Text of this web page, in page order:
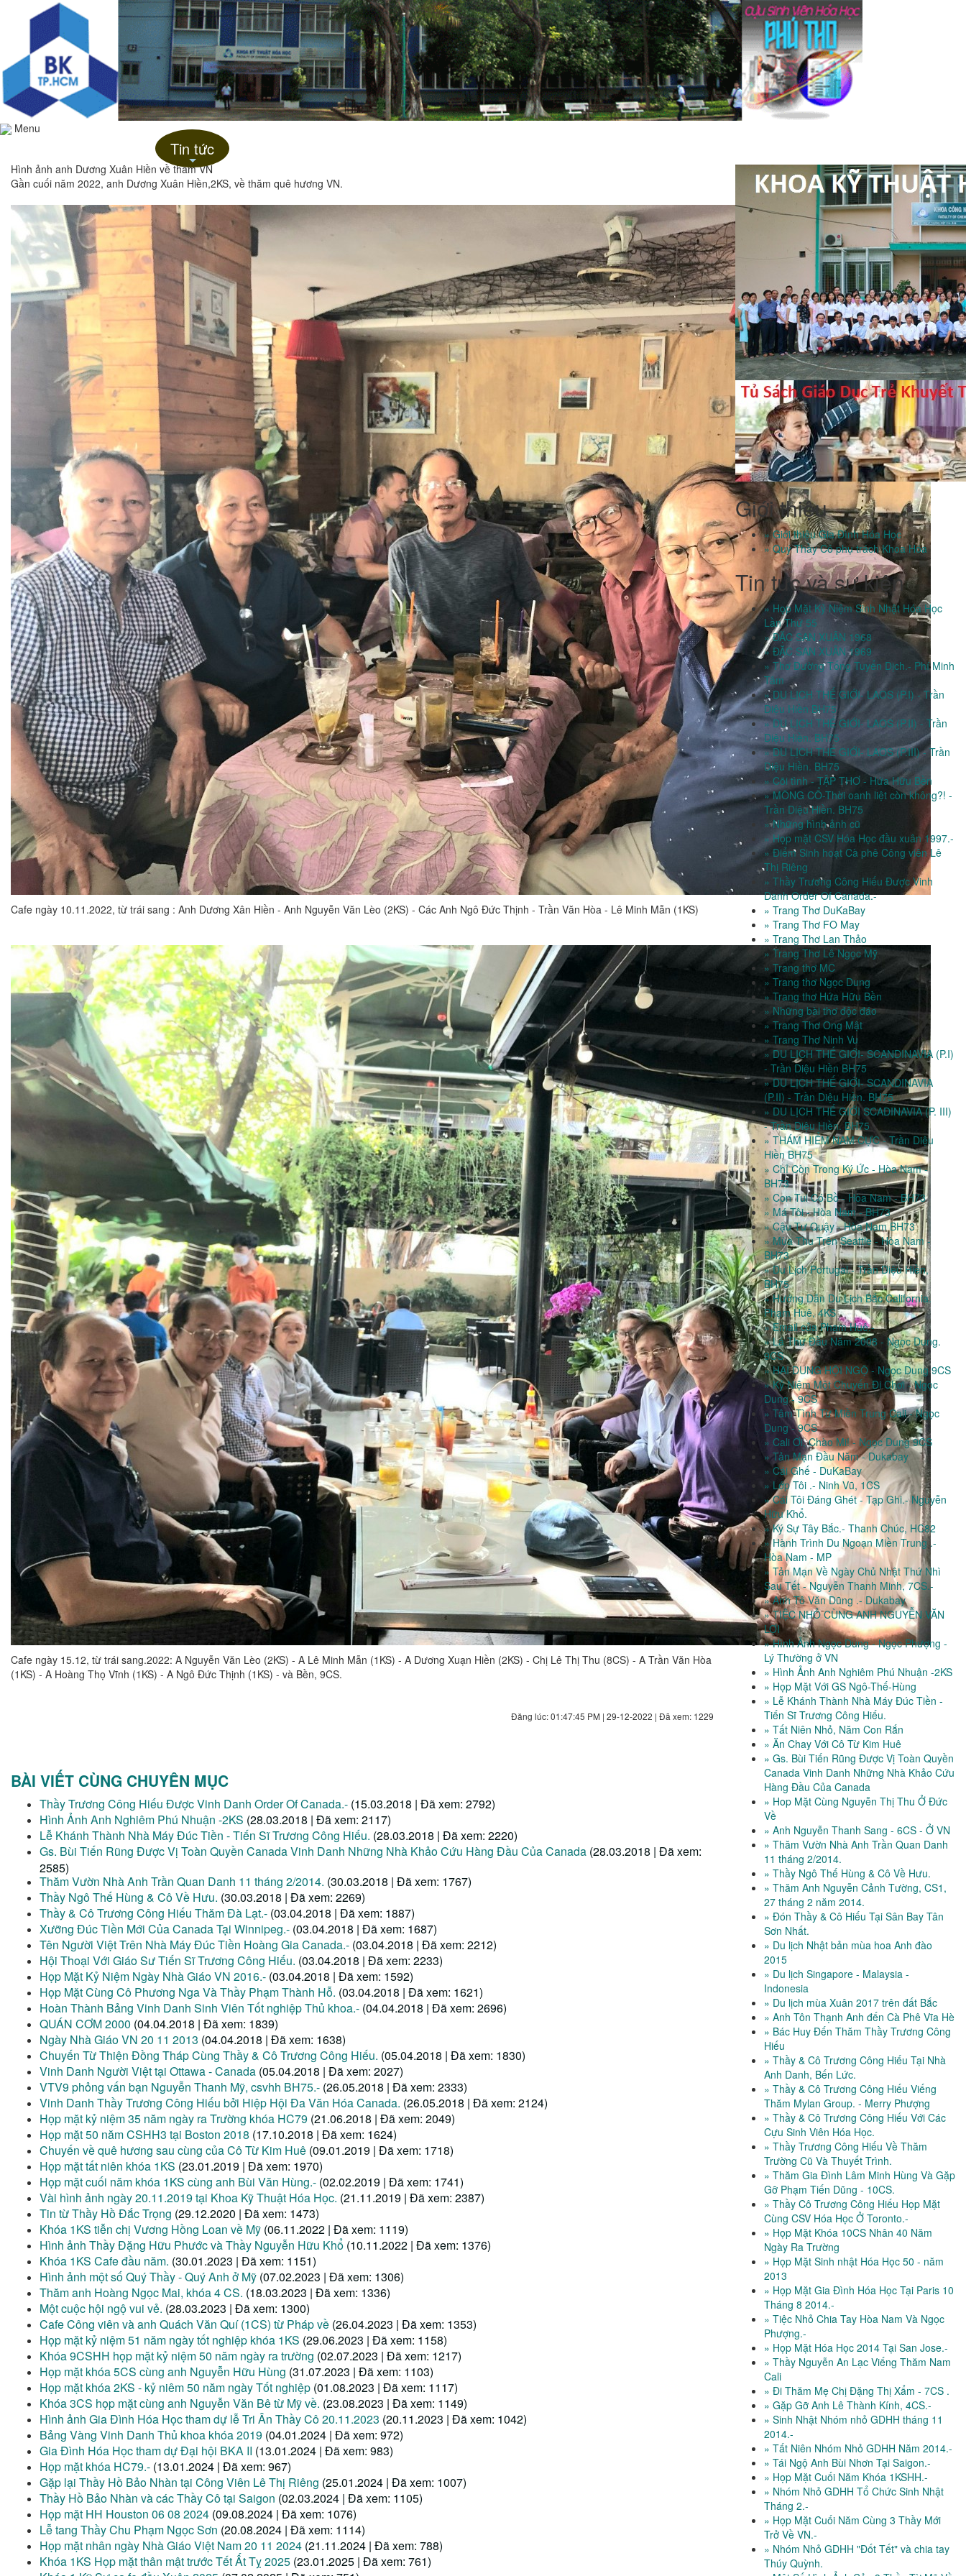
Menu
+
Tin tức
Hình ảnh anh Dương Xuân Hiền về thăm VN
Gần cuối năm 2022, anh Dương Xuân Hiền,2KS, về thăm quê hương VN.
Cafe ngày 10.11.2022, từ trái sang : Anh Dương Xân Hiền - Anh Nguyễn Văn Lèo (2KS) - Các Anh Ngô Đức Thịnh - Trần Văn Hòa - Lê Minh Mẫn (1KS)
Cafe ngày 15.12, từ trái sang.2022: A Nguyễn Văn Lèo (2KS) - A Lê Minh Mẫn (1KS) - A Dương Xuạn Hiền (2KS) - Chị Lê Thị Thu (8CS) - A Trần Văn Hòa
(1KS) - A Hoàng Thọ Vĩnh (1KS) - A Ngô Đức Thịnh (1KS) - và Bền, 9CS.
Đăng lúc: 01:47:45 PM | 29-12-2022 | Đã xem: 1229
BÀI VIẾT CÙNG CHUYÊN MỤC
Thầy Trương Công Hiếu Được Vinh Danh Order Of Canada.- (15.03.2018 | Đã xem: 2792)
Hình Ảnh Anh Nghiêm Phú Nhuận -2KS (28.03.2018 | Đã xem: 2117)
Lễ Khánh Thành Nhà Máy Đúc Tiền - Tiến Sĩ Trương Công Hiếu. (28.03.2018 | Đã xem: 2220)
Gs. Bùi Tiến Rũng Được Vị Toàn Quyền Canada Vinh Danh Những Nhà Khảo Cứu Hàng Đầu Của Canada (28.03.2018 | Đã xem:
2585)
Thăm Vườn Nhà Anh Trần Quan Danh 11 tháng 2/2014. (30.03.2018 | Đã xem: 1767)
Thầy Ngô Thế Hùng & Cô Về Hưu. (30.03.2018 | Đã xem: 2269)
Thầy & Cô Trương Công Hiếu Thăm Đà Lạt.- (03.04.2018 | Đã xem: 1887)
Xưỡng Đúc Tiền Mới Của Canada Tại Winnipeg.- (03.04.2018 | Đã xem: 1687)
Tên Người Việt Trên Nhà Máy Đúc Tiền Hoàng Gia Canada.- (03.04.2018 | Đã xem: 2212)
Hội Thoại Với Giáo Sư Tiến Sĩ Trương Công Hiếu. (03.04.2018 | Đã xem: 2233)
Họp Mặt Kỷ Niệm Ngày Nhà Giáo VN 2016.- (03.04.2018 | Đã xem: 1592)
Họp Mặt Cùng Cô Phương Nga Và Thầy Phạm Thành Hỗ. (03.04.2018 | Đã xem: 1621)
Hoàn Thành Bảng Vinh Danh Sinh Viên Tốt nghiệp Thủ khoa.- (04.04.2018 | Đã xem: 2696)
QUÁN CƠM 2000 (04.04.2018 | Đã xem: 1839)
Ngày Nhà Giáo VN 20 11 2013 (04.04.2018 | Đã xem: 1638)
Chuyến Từ Thiện Đồng Tháp Cùng Thầy & Cô Trương Công Hiếu. (05.04.2018 | Đã xem: 1830)
Vinh Danh Người Việt tại Ottawa - Canada (05.04.2018 | Đã xem: 2027)
VTV9 phỏng vấn bạn Nguyễn Thanh Mỹ, csvhh BH75.- (26.05.2018 | Đã xem: 2333)
Vinh Danh Thầy Trương Công Hiếu bởi Hiệp Hội Đa Văn Hóa Canada. (26.05.2018 | Đã xem: 2124)
Họp mặt kỷ niệm 35 năm ngày ra Trường khóa HC79 (21.06.2018 | Đã xem: 2049)
Họp mặt 50 năm CSHH3 tại Boston 2018 (17.10.2018 | Đã xem: 1624)
Chuyến về quê hương sau cùng của Cô Từ Kim Huê (09.01.2019 | Đã xem: 1718)
Họp mặt tất niên khóa 1KS (23.01.2019 | Đã xem: 1970)
Họp mặt cuối năm khóa 1KS cùng anh Bùi Văn Hùng.- (02.02.2019 | Đã xem: 1741)
Vài hình ảnh ngày 20.11.2019 tại Khoa Kỹ Thuật Hóa Học. (21.11.2019 | Đã xem: 2387)
Tin từ Thầy Hồ Đắc Trọng (29.12.2020 | Đã xem: 1473)
Khóa 1KS tiễn chị Vương Hồng Loan về Mỹ (06.11.2022 | Đã xem: 1119)
Hình ảnh Thầy Đặng Hữu Phước và Thầy Nguyễn Hữu Khổ (10.11.2022 | Đã xem: 1376)
Khóa 1KS Cafe đầu năm. (30.01.2023 | Đã xem: 1151)
Hình ảnh một số Quý Thầy - Quý Anh ở Mỹ (07.02.2023 | Đã xem: 1306)
Thăm anh Hoàng Ngọc Mai, khóa 4 CS. (18.03.2023 | Đã xem: 1336)
Một cuộc hội ngộ vui vẻ. (28.03.2023 | Đã xem: 1300)
Cafe Công viên và anh Quách Văn Quí (1CS) từ Pháp về (26.04.2023 | Đã xem: 1353)
Họp mặt kỷ niệm 51 năm ngày tốt nghiệp khóa 1KS (29.06.2023 | Đã xem: 1158)
Khóa 9CSHH họp mặt kỷ niệm 50 năm ngày ra trường (02.07.2023 | Đã xem: 1217)
Họp mặt khóa 5CS cùng anh Nguyễn Hữu Hùng (31.07.2023 | Đã xem: 1103)
Họp mặt khóa 2KS - kỷ niêm 50 năm ngày Tốt nghiệp (01.08.2023 | Đã xem: 1117)
Khóa 3CS họp mặt cùng anh Nguyễn Văn Bê từ Mỹ về. (23.08.2023 | Đã xem: 1149)
Hình ảnh Gia Đình Hóa Học tham dự lễ Tri Ân Thầy Cô 20.11.2023 (20.11.2023 | Đã xem: 1042)
Bảng Vàng Vinh Danh Thủ khoa khóa 2019 (04.01.2024 | Đã xem: 972)
Gia Đình Hóa Học tham dự Đại hội BKA II (13.01.2024 | Đã xem: 983)
Họp mặt khóa HC79.- (13.01.2024 | Đã xem: 967)
Gặp lại Thầy Hồ Bảo Nhàn tại Công Viên Lê Thị Riêng (25.01.2024 | Đã xem: 1007)
Thầy Hồ Bảo Nhàn và các Thầy Cô tại Saigon (02.03.2024 | Đã xem: 1105)
Họp mặt HH Houston 06 08 2024 (09.08.2024 | Đã xem: 1076)
Lễ tang Thầy Chu Phạm Ngọc Sơn (20.08.2024 | Đã xem: 1114)
Họp mặt nhân ngày Nhà Giáo Việt Nam 20 11 2024 (21.11.2024 | Đã xem: 788)
Khóa 1KS Họp mặt thân mật trước Tết Ất Tỵ 2025 (23.01.2025 | Đã xem: 761)
Giới thiệu
» Giới thiệu Gia Đình Hóa Học
» Quý Thầy Cô phụ trách Khoa Hóa
Tin tưc và sự kiện
» Họp Mặt Kỷ Niệm Sinh Nhật Hóa Học
Lần Thứ 55
» ĐẶC SAN XUÂN 1968
» ĐẶC SAN XUÂN 1969
» Thơ Đường Tống Tuyển Dịch.- Phí Minh
Tâm
» DU LỊCH THẾ GIỚI- LAOS (P.I) - Trần
Diệu Hiền BH75
» DU LỊCH THẾ GIỚI- LAOS (P.II) - Trần
Diệu Hiền. BH75
» DU LỊCH THẾ GIỚI- LAOS (P.III) - Trần
Diệu Hiền. BH75
» Cõi tình - TẬP THƠ - Hứa Hữu Bền
» MÔNG CỔ-Thời oanh liệt còn không?! -
Trần Diệu Hiền. BH75
» Những hình ảnh cũ
» Họp mặt CSV Hóa Học đầu xuân 1997.-
» Điểm Sinh hoạt Cà phê Công viên Lê
Thị Riêng
» Thầy Trương Công Hiếu Được Vinh
Danh Order Of Canada.-
» Trang Thơ DuKaBay
» Trang Thơ FO May
» Trang Thơ Lan Thảo
» Trang Thơ Lê Ngọc Mỹ
» Trang thơ MC
» Trang thơ Ngọc Dung
» Trang thơ Hứa Hữu Bền
» Những bài thơ độc đáo
» Trang Thơ Ong Mật
» Trang Thơ Ninh Vu
» DU LỊCH THẾ GIỚI- SCANDINAVIA (P.I)
- Trần Diệu Hiền BH75
» DU LỊCH THẾ GIỚI- SCANDINAVIA
(P.II) - Trần Diệu Hiền. BH75
» DU LỊCH THẾ GIỚI SCADINAVIA (P. III)
- Trần Diệu Hiền. BH75
» THÁM HIỂM NAM CỰC - Trần Diệu
Hiền BH75
» Chỉ Còn Trong Ký Ức - Hòa Nam -
BH73
» Con Tui Có Bồ - Hòa Nam - BH73
» Má Tôi - Hòa Nam - BH73
» Cậu Tư Quậy - Hòa Nam BH73
» Mùa Thu Trên Seattle - Hòa Nam -
BH73
» Du Lịch Portugal.- Trần Diệu Hiền,
BH75
» Hướng Dẫn Du Lịch Bắc California.
Phạm Huê, 4KS
» Email của Phạm Huê.-
» Lá Thư Đầu Năm 2008 - Ngọc Dung.
9CS
» HAI DUNG HỘI NGỘ - Ngọc Dung 9CS
» Kỷ Niệm Một Chuyến Đi Chơi - Ngọc
Dung - 9CS
» Tâm Tình Từ Miền Trung Cali - Ngọc
Dung - 9CS
» Cali Ơi, Chào Mi! - Ngọc Dung 9CS
» Tản Mạn Đầu Năm - Dukabay
» Cái Ghế - DuKaBay
» Lớp Tôi .- Ninh Vũ, 1CS
» Cái Tôi Đáng Ghét - Tạp Ghi.- Nguyễn
Hữu Khổ.
» Ký Sự Tây Bắc.- Thanh Chúc, HC82
» Hành Trình Du Ngoạn Miền Trung .-
Hòa Nam - MP
» Tản Mạn Về Ngày Chủ Nhật Thứ Nhì
Sau Tết - Nguyễn Thanh Minh, 7CS.-
» Anh Tô Văn Dũng .- Dukabay
» TIỆC NHỎ CÙNG ANH NGUYỄN VĂN
LỢI
» Hình Ảnh Ngọc Dung - Ngọc Phượng -
Lý Thường ở VN
» Hình Ảnh Anh Nghiêm Phú Nhuận -2KS
» Họp Mặt Với GS Ngô-Thế-Hùng
» Lễ Khánh Thành Nhà Máy Đúc Tiền -
Tiến Sĩ Trương Công Hiếu.
» Tất Niên Nhỏ, Năm Con Rắn
» Ăn Chay Với Cô Từ Kim Huê
» Gs. Bùi Tiến Rũng Được Vị Toàn Quyền
Canada Vinh Danh Những Nhà Khảo Cứu
Hàng Đầu Của Canada
» Hop Mặt Cùng Nguyễn Thị Thu Ở Đức
Về
» Anh Nguyễn Thanh Sang - 6CS - Ở VN
» Thăm Vườn Nhà Anh Trần Quan Danh
11 tháng 2/2014.
» Thầy Ngô Thế Hùng & Cô Về Hưu.
» Thăm Anh Nguyễn Cảnh Tường, CS1,
27 tháng 2 năm 2014.
» Đón Thầy & Cô Hiếu Tại Sân Bay Tân
Sơn Nhất.
» Du lịch Nhật bản mùa hoa Anh đào
2015
» Du lịch Singapore - Malaysia -
Indonesia
» Du lịch mùa Xuân 2017 trên đất Bắc
» Anh Tôn Thạnh Anh đến Cà Phê Vĩa Hè
» Bác Huy Đến Thăm Thầy Trương Công
Hiếu
» Thầy & Cô Trương Công Hiếu Tại Nhà
Anh Danh, Bến Lức.
» Thầy & Cô Trương Công Hiếu Viếng
Thăm Mylan Group. - Merry Phượng
» Thầy & Cô Trương Công Hiếu Với Các
Cựu Sinh Viên Hóa Học.
» Thầy Trương Công Hiếu Về Thăm
Trường Cũ Và Thuyết Trình.
» Thăm Gia Đình Lâm Minh Hùng Và Gặp
Gỡ Phạm Tiến Dũng - 10CS.
» Thầy Cô Trương Công Hiếu Họp Mặt
Cùng CSV Hóa Học Ở Toronto.-
» Họp Mặt Khóa 10CS Nhân 40 Năm
Ngày Ra Trường
» Họp Mặt Sinh nhật Hóa Học 50 - năm
2013
» Họp Mặt Gia Đình Hóa Học Tại Paris 10
Tháng 8 2014.-
» Tiệc Nhỏ Chia Tay Hòa Nam Và Ngọc
Phượng.-
» Họp Mặt Hóa Học 2014 Tại San Jose.-
» Thầy Nguyễn An Lạc Viếng Thăm Nam
Cali
» Đi Thăm Mẹ Chị Đặng Thị Xẩm - 7CS .
» Gặp Gỡ Anh Lê Thành Kính, 4CS.-
» Sinh Nhật Nhóm nhỏ GDHH tháng 11
2014.-
» Tất Niên Nhóm Nhỏ GDHH Năm 2014.-
» Tái Ngộ Anh Bùi Nhơn Tại Saigon.-
» Họp Mặt Cuối Năm Khóa 1KSHH.-
» Nhóm Nhỏ GDHH Tổ Chức Sinh Nhật
Tháng 2.-
» Họp Mặt Cuối Năm Cùng 3 Thầy Mới
Trở Về VN.-
» Nhóm Nhỏ GDHH "Đốt Tết" và chia tay
Thúy Quỳnh.